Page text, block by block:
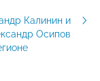
Калинин и
Осипов